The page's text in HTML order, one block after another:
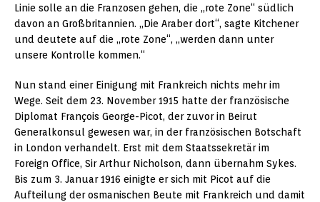
Linie solle an die Franzosen gehen, die „rote Zone“ südlich
davon an Großbritannien. „Die Araber dort“, sagte Kitchener
und deutete auf die „rote Zone“, „werden dann unter
unsere Kontrolle kommen.“
Nun stand einer Einigung mit Frankreich nichts mehr im
Wege. Seit dem 23. November 1915 hatte der französische
Diplomat François George-Picot, der zuvor in Beirut
Generalkonsul gewesen war, in der französischen Botschaft
in London verhandelt. Erst mit dem Staatssekretär im
Foreign Office, Sir Arthur Nicholson, dann übernahm Sykes.
Bis zum 3. Januar 1916 einigte er sich mit Picot auf die
Aufteilung der osmanischen Beute mit Frankreich und damit